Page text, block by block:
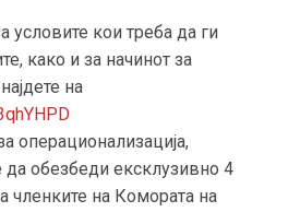
кои треба да ги
како и за начинот за
на
операционализација,
обезбеди ексклузивно 4
членките на Комората на